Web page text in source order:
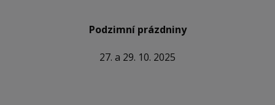
Podzimní prázdniny
27. a 29. 10. 2025